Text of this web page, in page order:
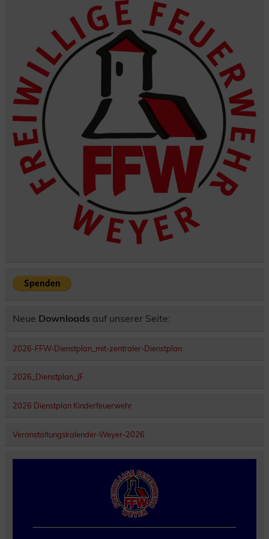
Neue Downloads auf unserer Seite:
2026-FFW-Dienstplan_mit-zentraler-Dienstplan
2026_Dienstplan_JF
2026 Dienstplan Kinderfeuerwehr
Veranstaltungskalender-Weyer-2026